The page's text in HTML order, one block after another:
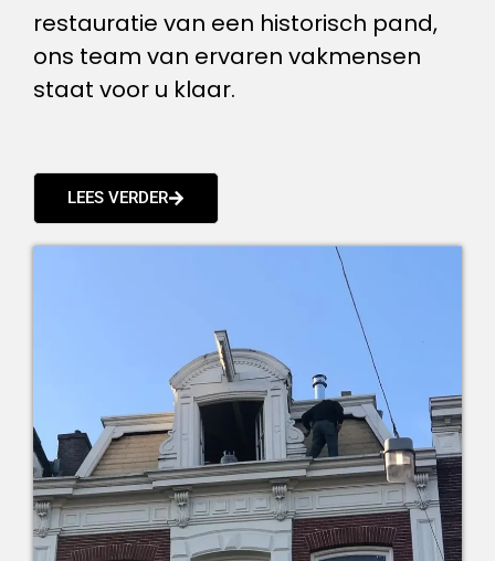
restauratie van een historisch pand,
ons team van ervaren vakmensen
staat voor u klaar.
LEES VERDER